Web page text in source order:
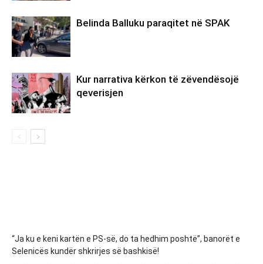
Belinda Balluku paraqitet në SPAK
Kur narrativa kërkon të zëvendësojë
qeverisjen
“Ja ku e keni kartën e PS-së, do ta hedhim poshtë”, banorët e
Selenicës kundër shkrirjes së bashkisë!